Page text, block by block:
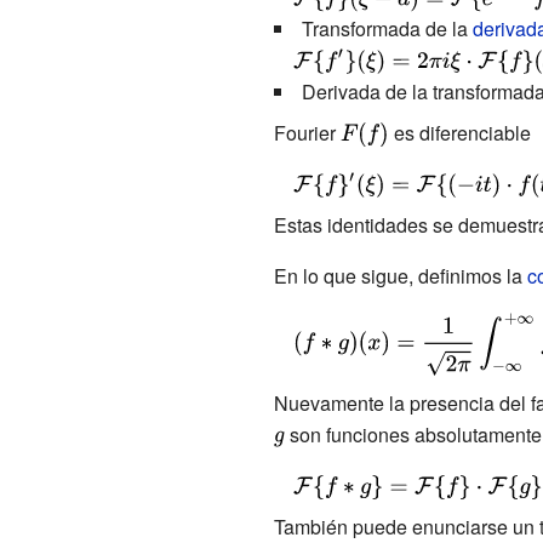
{F}}\{f\}{\bigg
(}{\frac {\xi }
{a}}{\bigg )}}
(\xi )=e^{-2\pi
i\xi a}\cdot
{\mathcal
{F}}\{f\}(\xi )}
{\mathcal
{F}}\{f\}(\xi -
a)={\mathcal
{F}}\{e^{2\pi
iat}f(t)\}(\xi )}
Transformada de la
{\displaystyle
{\mathcal
{F}}\{f'\}(\xi
)=2\pi i\xi
\cdot
{\mathcal
Derivada de la
Fourier{\displaystyle
es diferenciable
{\displaystyle
{\mathcal
{\mathcal
f(t)\}(\xi )}
Estas identidades se
En lo que sigue, definimos la
{\displaystyle
(f*g)(x)={\frac
{1}{\sqrt {2\pi
}}}\int _{-\infty
}f(y)\cdot g(x-
y)\,dy.}
Nuevamente la presencia del
son funciones
{\displaystyle
{\mathcal
También puede enunciarse